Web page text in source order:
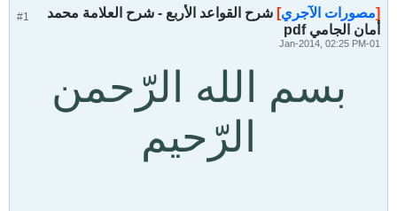
#1 [مصورات الآجري] شرح القواعد الأربع - شرح العلامة محمد
أمان الجامي pdf
01-Jan-2014, 02:25 PM
بسم الله الرّحمن
الرّحيم